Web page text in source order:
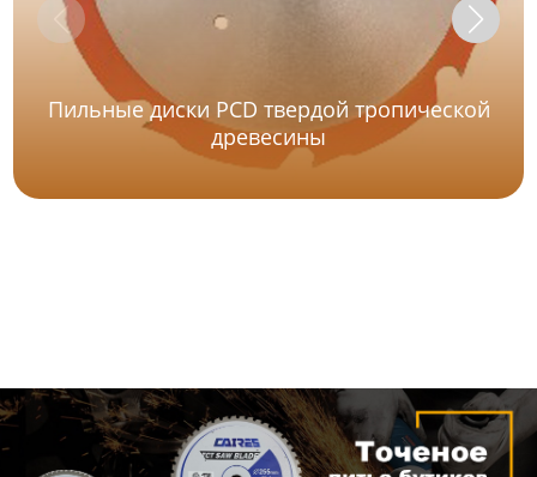
Пильные диски PCD твердой тропической
древесины